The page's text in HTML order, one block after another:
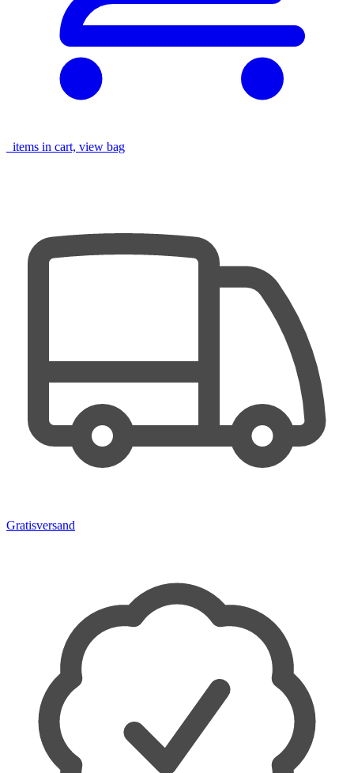
items in cart, view bag
Gratisversand